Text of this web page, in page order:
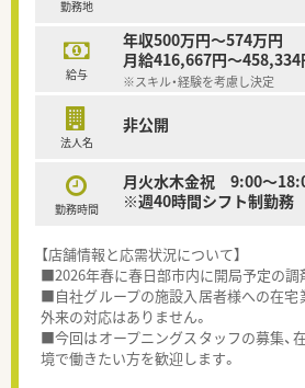
勤務地
給与
年収500万円～574万円
月給416,667円～458,334
※スキル・経験を考慮し決定
法人名
非公開
勤務時間
月火水木金祝 9:00～
※週40時間シフト制勤務
【店舗情報と応需状況について】
■2026年春に春日部市内に開局予定の調
■自社グループの施設入居者様への在宅
外来の対応はありません。
■今回はオープニングスタッフの募集、
境で働きたい方を歓迎します。